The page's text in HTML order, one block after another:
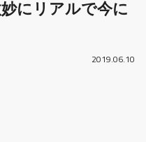
にリアルで今に
2019.06.10